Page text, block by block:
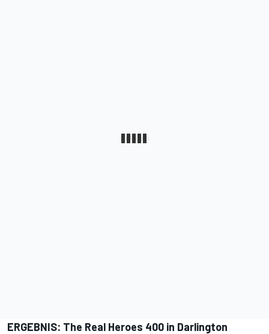
ERGEBNIS: The Real Heroes 400 in Darlington